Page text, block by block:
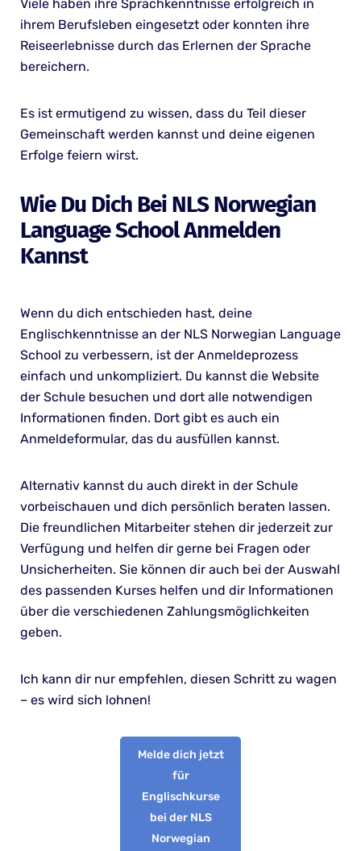
Viele haben ihre Sprachkenntnisse erfolgreich in
ihrem Berufsleben eingesetzt oder konnten ihre
Reiseerlebnisse durch das Erlernen der Sprache
bereichern.
Es ist ermutigend zu wissen, dass du Teil dieser
Gemeinschaft werden kannst und deine eigenen
Erfolge feiern wirst.
Wie Du Dich Bei NLS Norwegian
Language School Anmelden
Kannst
Wenn du dich entschieden hast, deine
Englischkenntnisse an der NLS Norwegian Language
School zu verbessern, ist der Anmeldeprozess
einfach und unkompliziert. Du kannst die Website
der Schule besuchen und dort alle notwendigen
Informationen finden. Dort gibt es auch ein
Anmeldeformular, das du ausfüllen kannst.
Alternativ kannst du auch direkt in der Schule
vorbeischauen und dich persönlich beraten lassen.
Die freundlichen Mitarbeiter stehen dir jederzeit zur
Verfügung und helfen dir gerne bei Fragen oder
Unsicherheiten. Sie können dir auch bei der Auswahl
des passenden Kurses helfen und dir Informationen
über die verschiedenen Zahlungsmöglichkeiten
geben.
Ich kann dir nur empfehlen, diesen Schritt zu wagen
– es wird sich lohnen!
Melde dich jetzt
für
Englischkurse
bei der NLS
Norwegian